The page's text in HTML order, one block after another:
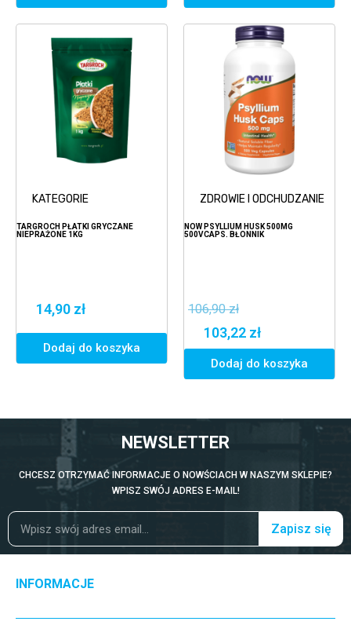
KATEGORIE
TARGROCH PŁATKI GRYCZANE
NIEPRAŻONE 1KG
14,90 zł
Dodaj do koszyka
ZDROWIE I ODCHUDZANIE
NOW PSYLLIUM HUSK 500MG
500VCAPS. BŁONNIK
106,90 zł
103,22 zł
Dodaj do koszyka
NEWSLETTER
CHCESZ OTRZYMAĆ INFORMACJE O NOWŚCIACH W NASZYM SKLEPIE?
WPISZ SWÓJ ADRES E-MAIL!
Zapisz się
INFORMACJE